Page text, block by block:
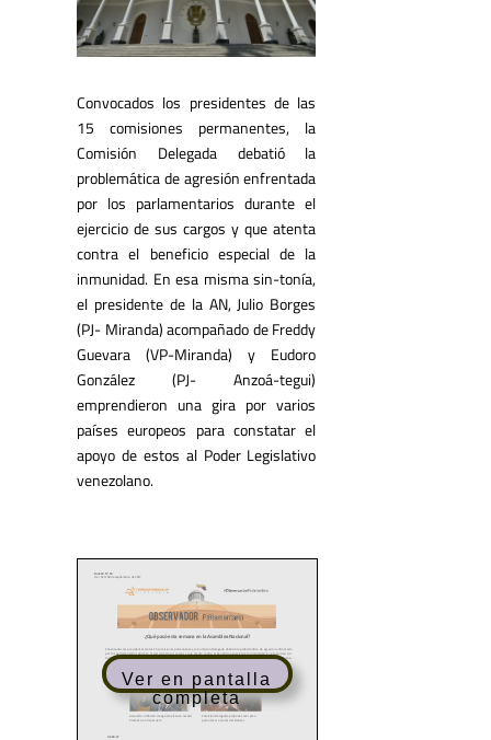
Convocados los presidentes de las
15 comisiones permanentes, la
Comisión Delegada debatió la
problemática de agresión enfrentada
por los parlamentarios durante el
ejercicio de sus cargos y que atenta
contra el beneficio especial de la
inmunidad. En esa misma sin-tonía,
el presidente de la AN, Julio Borges
(PJ- Miranda) acompañado de Freddy
Guevara (VP-Miranda) y Eudoro
González (PJ- Anzoá-tegui)
emprendieron una gira por varios
países europeos para constatar el
apoyo de estos al Poder Legislativo
venezolano.
Ver en pantalla
completa